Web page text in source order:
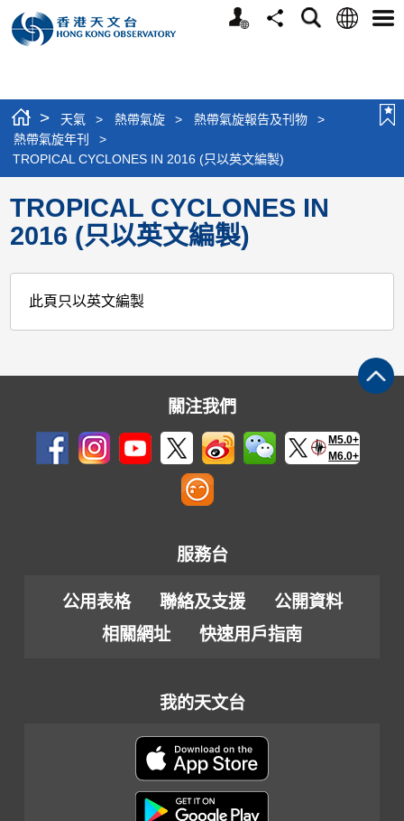
個
分
搜
語
選
> 天氣 > 熱帶氣旋 > 熱帶氣旋報告及刊物
>
熱帶氣旋年刊
>
TROPICAL CYCLONES IN 2016 (只以英文編製)
TROPICAL CYCLONES IN
2016 (只以英文編製)
此頁只以英文編製
關注我們
M5.0+
M6.0+
服務台
公用表格 聯絡及支援
公開資料
相關網址
快速用戶指南
我的天文台